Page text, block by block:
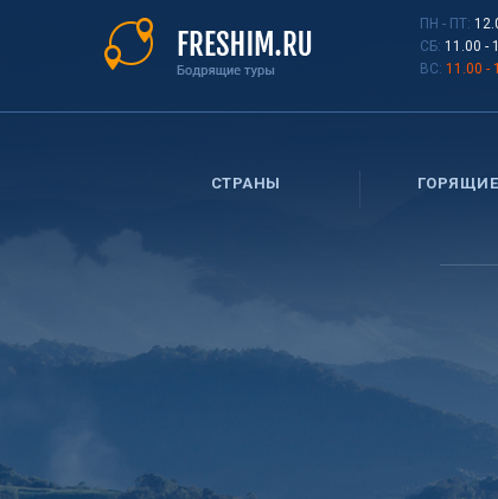
ПН - ПТ:
СБ: 11.00 -
ВС: 11.00 -
СТРАНЫ
Вы
здесь